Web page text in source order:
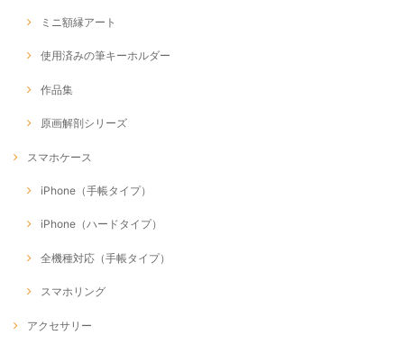
ミニ額縁アート
使用済みの筆キーホルダー
作品集
原画解剖シリーズ
スマホケース
iPhone（手帳タイプ）
iPhone（ハードタイプ）
全機種対応（手帳タイプ）
スマホリング
アクセサリー